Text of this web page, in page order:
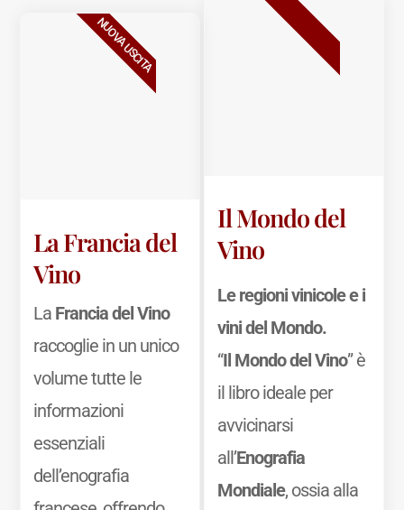
La Francia del
Vino
La Francia del Vino
raccoglie in un unico
volume tutte le
informazioni
essenziali
dell’enografia
NUOVA USCITA
Il Mondo del
Vino
Le regioni vinicole e i
vini del Mondo.
“Il Mondo del Vino” è
il libro ideale per
avvicinarsi
all’Enografia
Mondiale, ossia alla
BESTSELLER